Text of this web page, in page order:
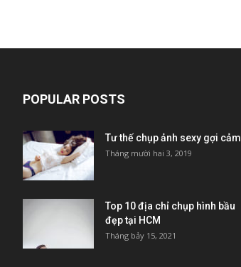
POPULAR POSTS
Tư thế chụp ảnh sexy gợi cảm
Tháng mười hai 3, 2019
Top 10 địa chỉ chụp hình bầu
đẹp tại HCM
Tháng bảy 15, 2021